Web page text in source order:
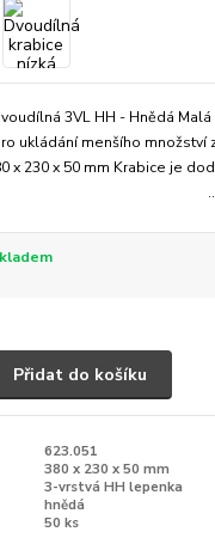
3VL HH - Hnědá
ukládání menšího množství
x 230 x 50 mm Krabice je
Přidat do košíku
623.051
380 x 230 x 50 mm
3-vrstvá HH lepenka
hnědá
50 ks